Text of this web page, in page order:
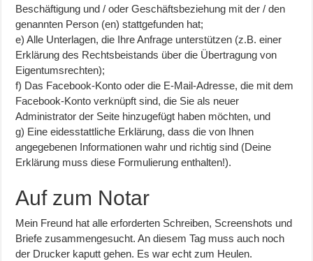
Beschäftigung und / oder Geschäftsbeziehung mit der / den
genannten Person (en) stattgefunden hat;
e) Alle Unterlagen, die Ihre Anfrage unterstützen (z.B. einer
Erklärung des Rechtsbeistands über die Übertragung von
Eigentumsrechten);
f) Das Facebook-Konto oder die E-Mail-Adresse, die mit dem
Facebook-Konto verknüpft sind, die Sie als neuer
Administrator der Seite hinzugefügt haben möchten, und
g) Eine eidesstattliche Erklärung, dass die von Ihnen
angegebenen Informationen wahr und richtig sind (Deine
Erklärung muss diese Formulierung enthalten!).
Auf zum Notar
Mein Freund hat alle erforderten Schreiben, Screenshots und
Briefe zusammengesucht. An diesem Tag muss auch noch
der Drucker kaputt gehen. Es war echt zum Heulen.